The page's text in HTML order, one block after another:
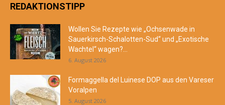
REDAKTIONSTIPP
Wollen Sie Rezepte wie „Ochsenwade in
Sauerkirsch-Schalotten-Sud“ und „Exotische
Wachtel“ wagen?...
6. August 2026
Formaggella del Luinese DOP aus den Vareser
Voralpen
5. August 2026